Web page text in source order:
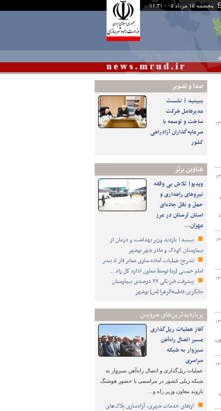
پنجشنبه ۱۵ مرداد ۰۵ - ۱۶:۳۱
صدا و تصوير
ببینید | نشست
مدیرعامل شرکت
ساخت و توسعه با
سرمایه‌گذاران آزادراهی
کشور
عناوین برتر
ویدیو| تلاش بی وقفه
نیروهای راهداری و
حمل و نقل جاده‌ای
استان لرستان در مرز
مهران…
ببینید| بازدید وزیر بهداشت و درمان از
بیمارستان کودک و مادر شهر بوشهر
تشریح عملیات آماده سازی معابر فاز ۵ بندر
امام خمینی (ره) توسط معاون اداره کل راه…
پیشرفت فیزیکی ۷۷ درصدی بیمارستان
جایگزین فاطمه‌الزهرا (س) بوشهر
پربازدیدترین‌های سرویس
آغاز عملیات ریل‌گذاری
مسیر اتصال راه‌آهن
سبزوار به شبکه
سراسری
عملیات ریل‌گذاری و اتصال راه‌آهن سبزوار به
شبکه ریلی کشور در مراسمی با حضور هوشنگ
بازوند معاون وزیر راه و…
ارتقای خدمات شهری، آزادسازی پلاک‌های